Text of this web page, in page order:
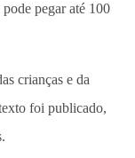
pegar até 100
crianças e da
foi publicado,